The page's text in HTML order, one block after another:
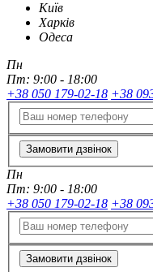
Київ
Харків
Одеса
Пн
Пт: 9:00 - 18:00
+38 050 179-02-18 +38
Замовити дзвінок
Пн
Пт: 9:00 - 18:00
+38 050 179-02-18 +38
Замовити дзвінок